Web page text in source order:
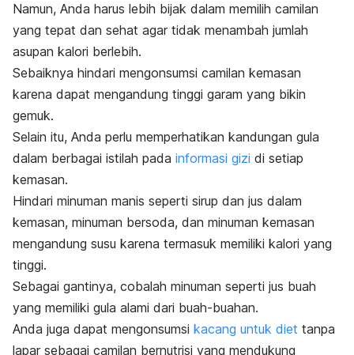
Namun, Anda harus lebih bijak dalam memilih camilan
yang tepat dan sehat agar tidak menambah jumlah
asupan kalori berlebih.
Sebaiknya hindari mengonsumsi camilan kemasan
karena dapat mengandung tinggi garam yang bikin
gemuk.
Selain itu, Anda perlu memperhatikan kandungan gula
dalam berbagai istilah pada informasi gizi di setiap
kemasan.
Hindari minuman manis seperti sirup dan jus dalam
kemasan, minuman bersoda, dan minuman kemasan
mengandung susu karena termasuk memiliki kalori yang
tinggi.
Sebagai gantinya, cobalah minuman seperti jus buah
yang memiliki gula alami dari buah-buahan.
Anda juga dapat mengonsumsi kacang untuk diet tanpa
lapar sebagai camilan bernutrisi yang mendukung